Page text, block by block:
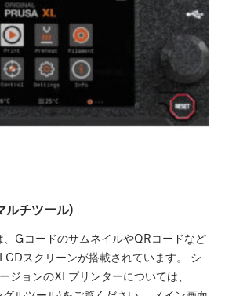
ルチツール)
GコードのサムネイルやQRコードなど
スクリーンが搭載されています。 シ
ジョンのXLプリンターについては、